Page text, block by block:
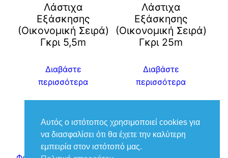
Λάστιχα
Εξάσκησης
(Οικονομική Σειρά)
Γκρι 5,5m
Διαβάστε
περισσότερα
Λάστιχα
Εξάσκησης
(Οικονομική Σειρά)
Γκρι 25m
Διαβάστε
περισσότερα
Αυτός ο ιστότοπος χρησιμοποιεί cookies για
να διασφαλίσει ότι θα έχετε την καλύτερη
εμπειρία στον ιστότοπό μας.